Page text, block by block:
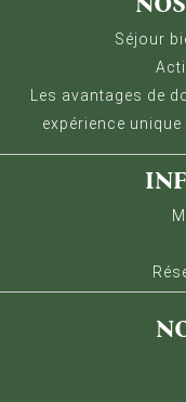
Séjour
Les avantages de
expérience